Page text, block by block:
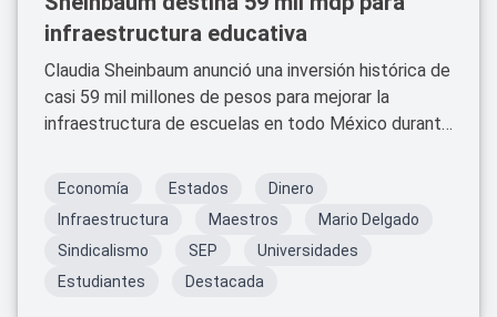
infraestructura educativa
Claudia Sheinbaum anunció una inversión histórica de
casi 59 mil millones de pesos para mejorar la
infraestructura de escuelas en todo México durante
Economía Estados
Dinero
Infraestructura
Maestros
Mario Delgado
Sindicalismo
SEP
Universidades
Estudiantes
Destacada